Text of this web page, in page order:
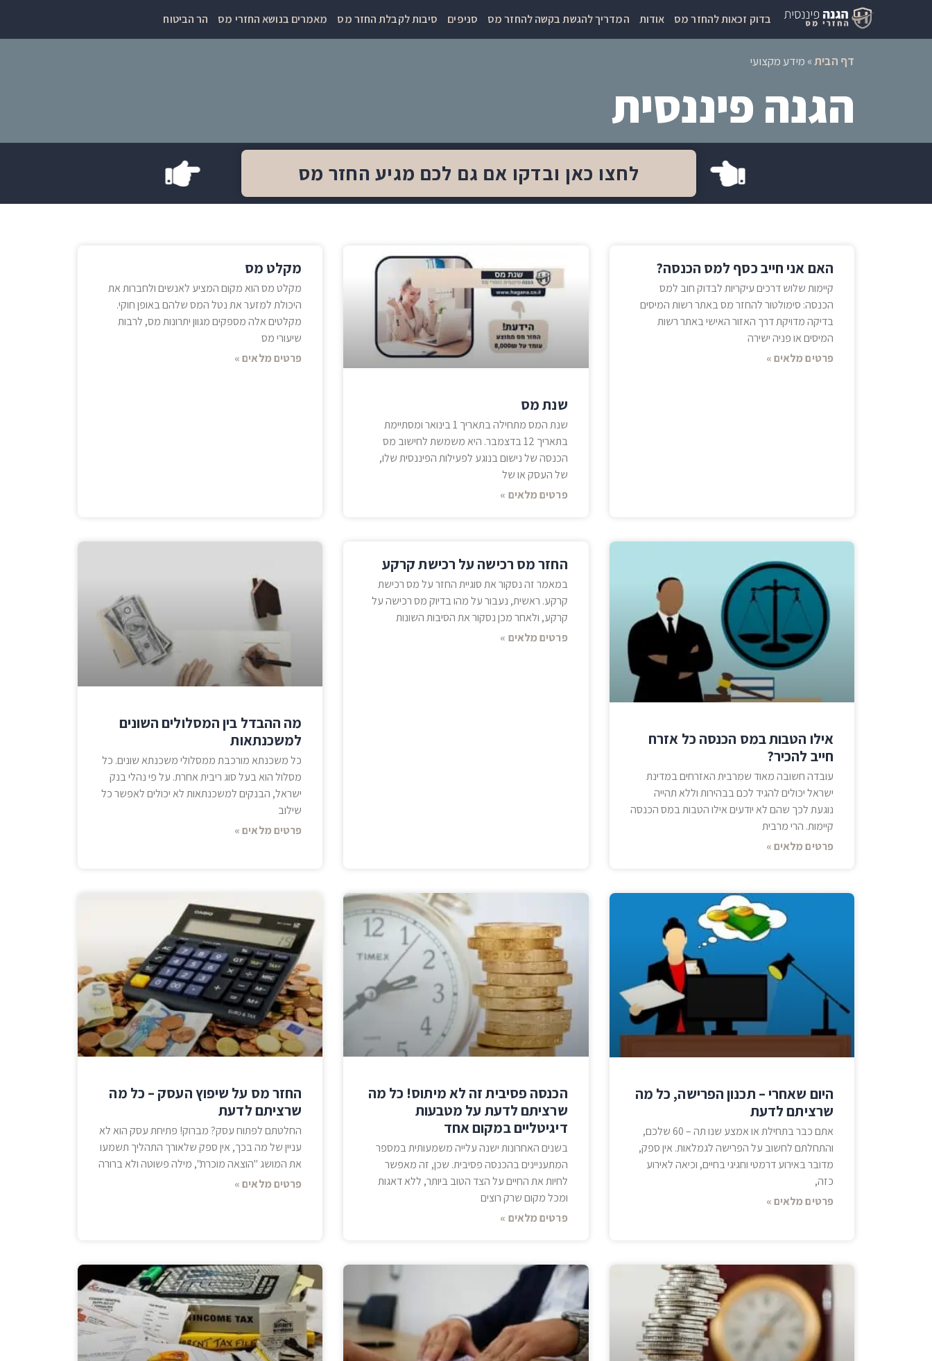
בדוק זכאות להחזר מס אודות המדריך להגשת בקשה להחזר מס סניפים סיבות לקבלת החזר מס מאמרים בנושא החזרי מס הר הביטוח
דף הבית» מידע מקצועי
הגנה פיננסית
לחצו כאן ובדקו אם גם לכם מגיע החזר מס
האם אני חייב כסף למס הכנסה?
קיימות שלוש דרכים עיקריות לבדוק חוב למס
הכנסה: סימולטור להחזר מס באתר רשות המיסים
בדיקה מדויקת דרך האזור האישי באתר רשות
המיסים או פניה ישירה
פרטים מלאים »
שנת מס
שנת המס מתחילה בתאריך 1 בינואר ומסתיימת
בתאריך 12 בדצמבר. היא משמשת לחישוב מס
הכנסה של נישום בנוגע לפעילות הפיננסית שלו,
של העסק או של
פרטים מלאים »
מקלט מס
מקלט מס הוא מקום המציע לאנשים ולחברות את
היכולת למזער את נטל המס שלהם באופן חוקי.
מקלטים אלה מספקים מגוון יתרונות מס, לרבות
שיעורי מס
פרטים מלאים »
אילו הטבות במס הכנסה כל אזרח
חייב להכיר?
עובדה חשובה מאוד שמרבית האזרחים במדינת
ישראל יכולים להגיד לכם בבהירות וללא תהייה
נוגעת לכך שהם לא יודעים אילו הטבות במס הכנסה
קיימות. הרי מרבית
פרטים מלאים »
החזר מס רכישה על רכישת קרקע
במאמר זה נסקור את סוגיית החזר על מס רכישת
קרקע. ראשית, נעבור על מהו בדיוק מס רכישה על
קרקע, ולאחר מכן נסקור את הסיבות השונות
פרטים מלאים »
מה ההבדל בין המסלולים השונים
למשכנתאות
כל משכנתא מורכבת ממסלולי משכנתא שונים. כל
מסלול הוא בעל סוג ריבית אחרת. על פי נהלי בנק
ישראל, הבנקים למשכנתאות לא יכולים לאפשר כל
שילוב
פרטים מלאים »
היום שאחרי – תכנון הפרישה, כל מה
שרציתם לדעת
אתם כבר בתחילת או אמצע שנו תה – 60 שלכם,
והתחלתם לחשוב על הפרישה לגמלאות. אין ספק,
מדובר באירוע דרמטי וחגיגי בחיים, וכיאה לאירוע
כזה,
פרטים מלאים »
הכנסה פסיבית זה לא מיתוס! כל מה
שרציתם לדעת על מטבעות
דיגיטליים במקום אחד
בשנים האחרונות ישנה עלייה משמעותית במספר
המתעניינים בהכנסה פסיבית. שכן, זה מאפשר
לחיות את החיים על הצד הטוב ביותר, ללא דאגות
ומכל מקום שרק רוצים
פרטים מלאים »
החזר מס על שיפוץ העסק – כל מה
שרציתם לדעת
החלטתם לפתוח עסק? מברוק! פתיחת עסק הוא לא
עניין של מה בכך, אין ספק שלאורך התהליך תשמעו
את המושג "הוצאה מוכרת", מילה פשוטה ולא ברורה
פרטים מלאים »